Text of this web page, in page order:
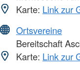
Karte: Link zur
Ortsvereine
Bereitschaft
Karte: Link zur